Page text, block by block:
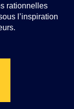
rationnelles
l’inspiration